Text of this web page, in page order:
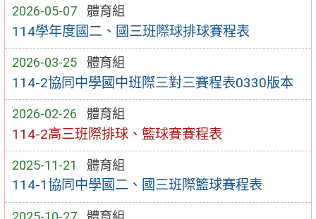
2026-05-07 體育組
114學年度國二、國三班際球排球賽程表
2026-03-25 體育組
114-2協同中學國中班際三對三賽程表0330版本
2026-02-26 體育組
114-2高三班際排球、籃球賽賽程表
2025-11-21 體育組
114-1協同中學國二、國三班際籃球賽程表